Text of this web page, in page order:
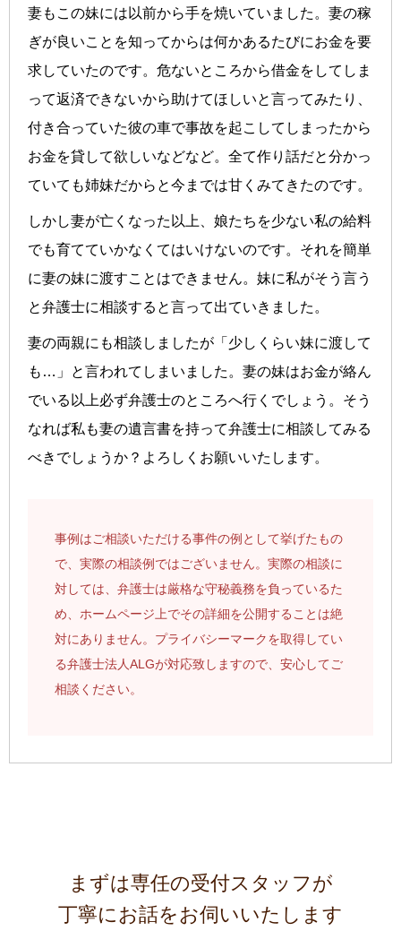
妻もこの妹には以前から手を焼いていました。妻の稼
ぎが良いことを知ってからは何かあるたびにお金を要
求していたのです。危ないところから借金をしてしま
って返済できないから助けてほしいと言ってみたり、
付き合っていた彼の車で事故を起こしてしまったから
お金を貸して欲しいなどなど。全て作り話だと分かっ
ていても姉妹だからと今までは甘くみてきたのです。
しかし妻が亡くなった以上、娘たちを少ない私の給料
でも育てていかなくてはいけないのです。それを簡単
に妻の妹に渡すことはできません。妹に私がそう言う
と弁護士に相談すると言って出ていきました。
妻の両親にも相談しましたが「少しくらい妹に渡して
も…」と言われてしまいました。妻の妹はお金が絡ん
でいる以上必ず弁護士のところへ行くでしょう。そう
なれば私も妻の遺言書を持って弁護士に相談してみる
べきでしょうか？よろしくお願いいたします。
事例はご相談いただける事件の例として挙げたもの
で、実際の相談例ではございません。実際の相談に
対しては、弁護士は厳格な守秘義務を負っているた
め、ホームページ上でその詳細を公開することは絶
対にありません。プライバシーマークを取得してい
る弁護士法人ALGが対応致しますので、安心してご
相談ください。
まずは専任の受付スタッフが
丁寧にお話をお伺いいたします